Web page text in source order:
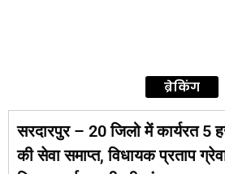
ब्रेकिंग
सरदारपुर – 20 जिलो में कार्यरत 5
की सेवा समाप्त, विधायक प्रताप